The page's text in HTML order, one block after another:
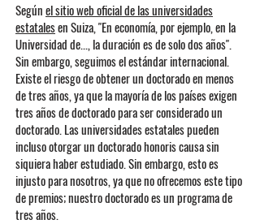
Segúnel sitio web oficial de las universidades
estatalesen Suiza, "En economía, por ejemplo, en la
Universidad de..., la duración es de solo dos años".
Sin embargo, seguimos el estándar internacional.
Existe el riesgo de obtener un doctorado en menos
de tres años, ya que la mayoría de los países exigen
tres años de doctorado para ser considerado un
doctorado. Las universidades estatales pueden
incluso otorgar un doctorado honoris causa sin
siquiera haber estudiado. Sin embargo, esto es
injusto para nosotros, ya que no ofrecemos este tipo
de premios; nuestro doctorado es un programa de
tres años.